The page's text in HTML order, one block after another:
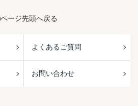
ページ先頭へ戻る
よくあるご質問
お問い合わせ